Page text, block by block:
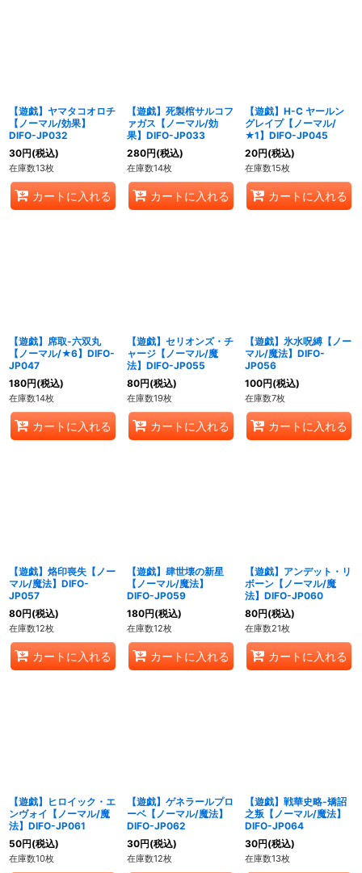
【遊戯】ヤマタコオロチ
【ノーマル/効果】
DIFO-JP032
30円(税込)
在庫数13枚
カートに入れる
【遊戯】死製棺サルコフ
ァガス【ノーマル/効
果】DIFO-JP033
280円(税込)
在庫数14枚
カートに入れる
【遊戯】H-C ヤールン
グレイプ【ノーマル/
★1】DIFO-JP045
20円(税込)
在庫数15枚
カートに入れる
【遊戯】席取-六双丸
【ノーマル/★6】DIFO-
JP047
180円(税込)
在庫数14枚
カートに入れる
【遊戯】セリオンズ・チ
ャージ【ノーマル/魔
法】DIFO-JP055
80円(税込)
在庫数19枚
カートに入れる
【遊戯】氷水呪縛【ノー
マル/魔法】DIFO-
JP056
100円(税込)
在庫数7枚
カートに入れる
【遊戯】烙印喪失【ノー
マル/魔法】DIFO-
JP057
80円(税込)
在庫数12枚
カートに入れる
【遊戯】肆世壊の新星
【ノーマル/魔法】
DIFO-JP059
180円(税込)
在庫数12枚
カートに入れる
【遊戯】アンデット・リ
ボーン【ノーマル/魔
法】DIFO-JP060
80円(税込)
在庫数21枚
カートに入れる
【遊戯】ヒロイック・エ
ンヴォイ【ノーマル/魔
法】DIFO-JP061
50円(税込)
在庫数10枚
【遊戯】ゲネラールプロ
ーベ【ノーマル/魔法】
DIFO-JP062
30円(税込)
在庫数12枚
【遊戯】戦華史略-矯詔
之叛【ノーマル/魔法】
DIFO-JP064
30円(税込)
在庫数13枚